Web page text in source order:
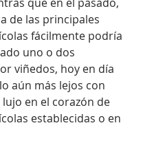
de las principales
fácilmente podría
uno o dos
viñedos, hoy en día
aún más lejos con
en el corazón de
establecidas o en